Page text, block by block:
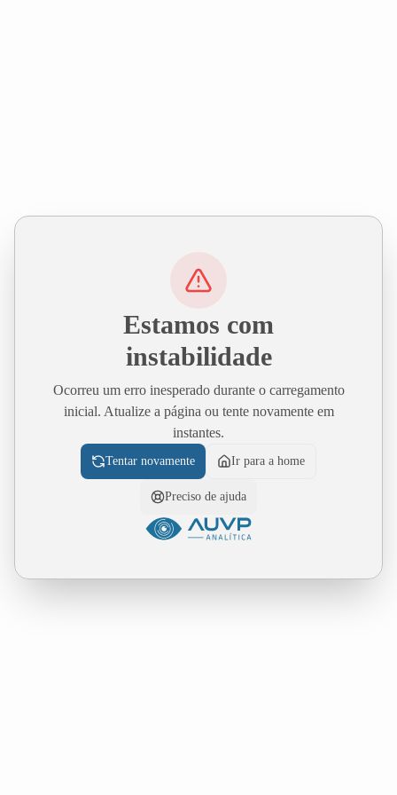
Estamos com
instabilidade
Ocorreu um erro inesperado durante o carregamento
inicial. Atualize a página ou tente novamente em
instantes.
Tentar novamente Ir para a home
Preciso de ajuda